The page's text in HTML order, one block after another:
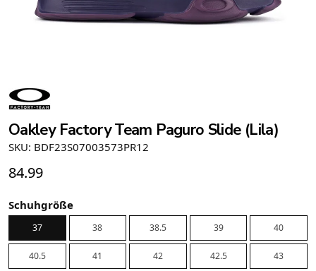
Oakley Factory Team Paguro Slide (Lila)
SKU: BDF23S07003573PR12
84.99
Schuhgröße
37 38 38.5 39 40
40.5 41 42 42.5 43